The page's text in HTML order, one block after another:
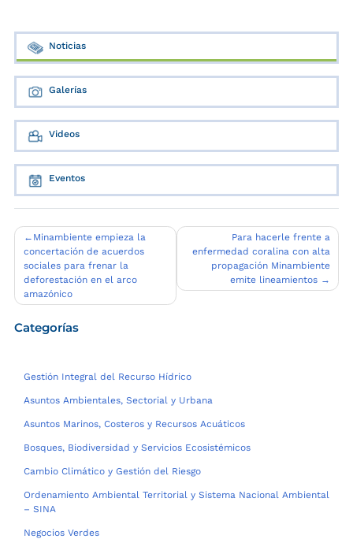
Noticias
Galerías
Videos
Eventos
Navegación
de
entradas
Minambiente empieza la
concertación de acuerdos
sociales para frenar la
deforestación en el arco
amazónico
Para hacerle frente a
enfermedad coralina con alta
propagación Minambiente
emite lineamientos
Categorías
Gestión Integral del Recurso Hídrico
Asuntos Ambientales, Sectorial y Urbana
Asuntos Marinos, Costeros y Recursos Acuáticos
Bosques, Biodiversidad y Servicios Ecosistémicos
Cambio Climático y Gestión del Riesgo
Ordenamiento Ambiental Territorial y Sistema Nacional Ambiental
– SINA
Negocios Verdes